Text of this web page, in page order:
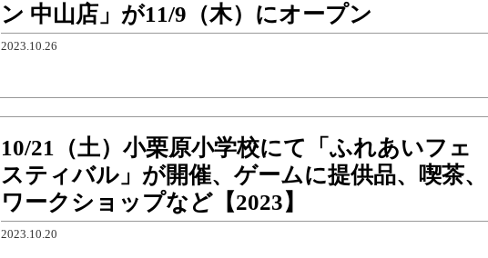
ン 中山店」が11/9（木）にオープン
2023.10.26
10/21（土）小栗原小学校にて「ふれあいフェ
スティバル」が開催、ゲームに提供品、喫茶、
ワークショップなど【2023】
2023.10.20